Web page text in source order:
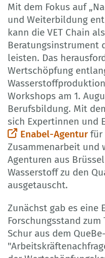
Mit dem Fokus auf
und Weiterbildung
kann die VET Chain
Beratungsinstrument
leisten. Das
Wertschöpfung
Workshops am 1.
Berufsbildung. Mit
sich Expertinnen und
Enabel-Agenturfür
Zusammenarbeit und
Agenturen aus
Wasserstoff zu den
ausgetauscht.
Zunächst gab es eine
Forschungsstand zum
Schur aus dem